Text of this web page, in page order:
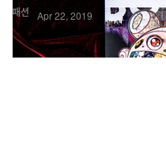
패션 Apr 22, 2019